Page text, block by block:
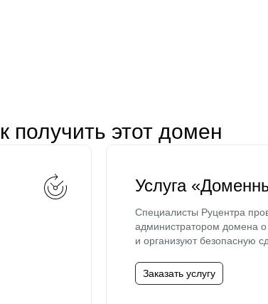
получить этот домен
Услуга
Специалисты Руцентра
администратором домена
и организуют безопасную
Заказать услугу